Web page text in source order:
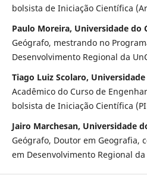
bolsista de Iniciação Científica
Paulo Moreira, Universidade do
Geógrafo, mestrando no
Desenvolvimento Regional da
Tiago Luiz Scolaro,
Acadêmico do Curso de
bolsista de Iniciação Científica
Jairo Marchesan, Universidade
Geógrafo, Doutor em Geografia,
em Desenvolvimento Regional da